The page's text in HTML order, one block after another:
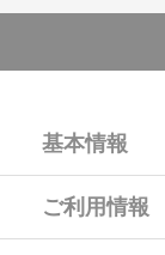
※対象商品1点につ
※ショッピングカ
※特典画像はイメ
ます。あらかじめ
■ご注文・お支払い
基本情報
利用規約 特定商取引
ご利用情報